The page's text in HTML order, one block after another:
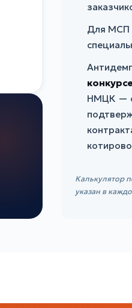
Для МСП
НМЦК —
Калькулятор
указан в